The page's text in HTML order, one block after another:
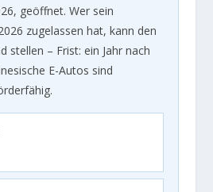
geöffnet. Wer sein
zugelassen hat, kann den
stellen – Frist: ein Jahr nach
E-Autos sind